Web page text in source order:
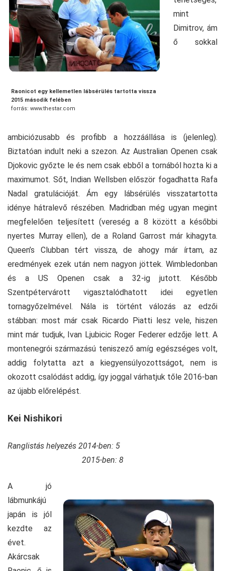
Raonicot egy kellemetlen lábsérülés tartotta vissza
2015 második felében
forrás: www.thestar.com
mint
Dimitrov, ám
ő sokkal
ambiciózusabb és profibb a hozzáállása is (jelenleg).
Biztatóan indult neki a szezon. Az Australian Openen csak
Djokovic győzte le és nem csak ebből a tornából hozta ki a
maximumot. Sőt, Indian Wellsben először fogadhatta Rafa
Nadal gratulációját. Ám egy lábsérülés visszatartotta
idénye hátralevő részében. Madridban még ugyan megint
megfelelően teljesített (vereség a 8 között a későbbi
nyertes Murray ellen), de a Roland Garrost már kihagyta.
Queen’s Clubban tért vissza, de ahogy már írtam, az
eredmények ezek után nem nagyon jöttek. Wimbledonban
és a US Openen csak a 32-ig jutott. Később
Szentpétervárott vigasztalódhatott idei egyetlen
tornagyőzelmével. Nála is történt válozás az edzői
stábban: most már csak Ricardo Piatti lesz vele, hiszen
mint már tudjuk, Ivan Ljubicic Roger Federer edzője lett. A
montenegrói származású teniszező amíg egészséges volt,
addig folytatta azt a kiegyensúlyozottságot, nem is
okozott csalódást addig, így joggal várhatjuk tőle 2016-ban
az újabb előrelépést.
Kei Nishikori
Ranglistás helyezés 2014-ben: 5
2015-ben: 8
A jó
lábmunkájú
japán is jól
kezdte az
évet.
Akárcsak